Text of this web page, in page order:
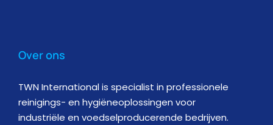
Over ons
TWN International is specialist in professionele
reinigings- en hygiëneoplossingen voor
industriële en voedselproducerende bedrijven.